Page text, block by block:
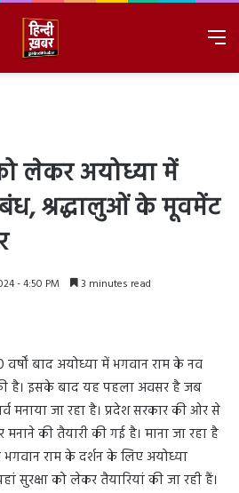
लेकर अयोध्या में
श्रद्धालुओं के मूवमेंट
- 4:50 PM 3 minutes read
वर्षों बाद अयोध्या में भगवान राम के नव
चुकी है। इसके बाद यह पहला अवसर है जब
मनाया जा रहा है। प्रदेश सरकार की ओर से
की तैयारी की गई है। माना जा रहा है
राम के दर्शन के लिए अयोध्या
सुरक्षा को लेकर तैयारियां की जा रही हैं।